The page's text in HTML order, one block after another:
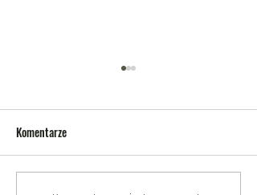
Komentarze